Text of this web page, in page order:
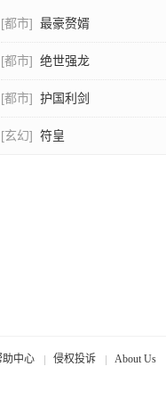
[都市] 最豪赘婿
[都市] 绝世强龙
[都市] 护国利剑
[玄幻] 符皇
助中心 侵权投诉 About Us